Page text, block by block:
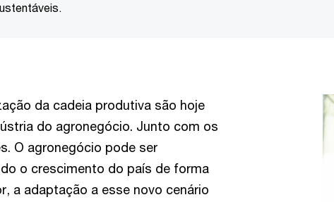
da cadeia produtiva são hoje
do agronegócio. Junto com os
O agronegócio pode ser
o crescimento do país de forma
a adaptação a esse novo cenário